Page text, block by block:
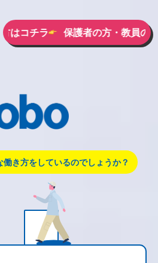
コチラ 保護者の方・教員の方
働き方をしているのでしょうか？